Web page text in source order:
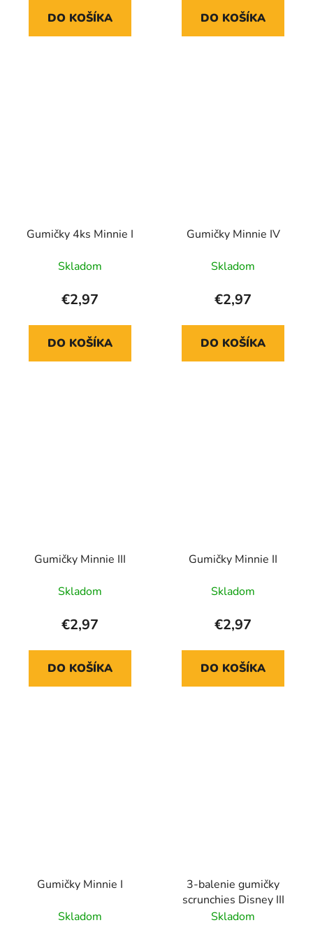
DO KOŠÍKA DO KOŠÍKA
Gumičky 4ks Minnie I
Skladom
€2,97
DO KOŠÍKA
Gumičky Minnie IV
Skladom
€2,97
DO KOŠÍKA
Gumičky Minnie III
Skladom
€2,97
DO KOŠÍKA
Gumičky Minnie II
Skladom
€2,97
DO KOŠÍKA
Gumičky Minnie I
Skladom
3-balenie gumičky
scrunchies Disney III
Skladom